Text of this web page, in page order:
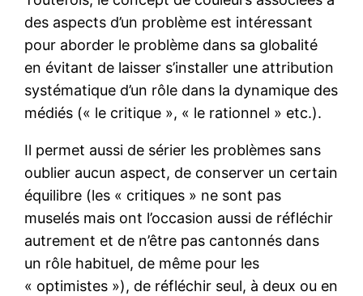
des aspects d’un problème est intéressant
pour aborder le problème dans sa globalité
en évitant de laisser s’installer une attribution
systématique d’un rôle dans la dynamique des
médiés (« le critique », « le rationnel » etc.).
Il permet aussi de sérier les problèmes sans
oublier aucun aspect, de conserver un certain
équilibre (les « critiques » ne sont pas
muselés mais ont l’occasion aussi de réfléchir
autrement et de n’être pas cantonnés dans
un rôle habituel, de même pour les
« optimistes »), de réfléchir seul, à deux ou en